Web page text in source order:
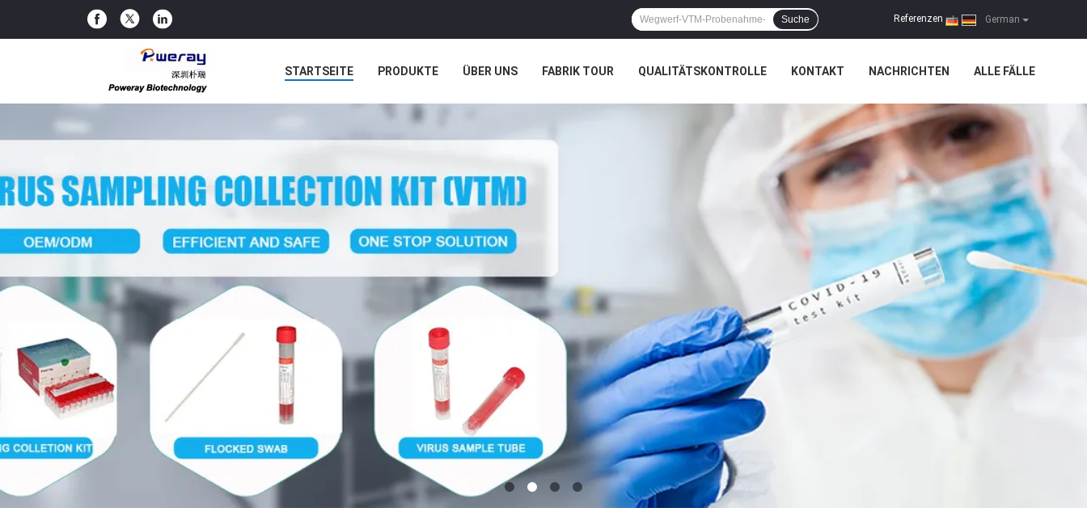
German
Referenzen |
Suche
STARTSEITE PRODUKTE ÜBER UNS FABRIK TOUR QUALITÄTSKONTROLLE KONTAKT NACHRICHTEN ALLE FÄLLE